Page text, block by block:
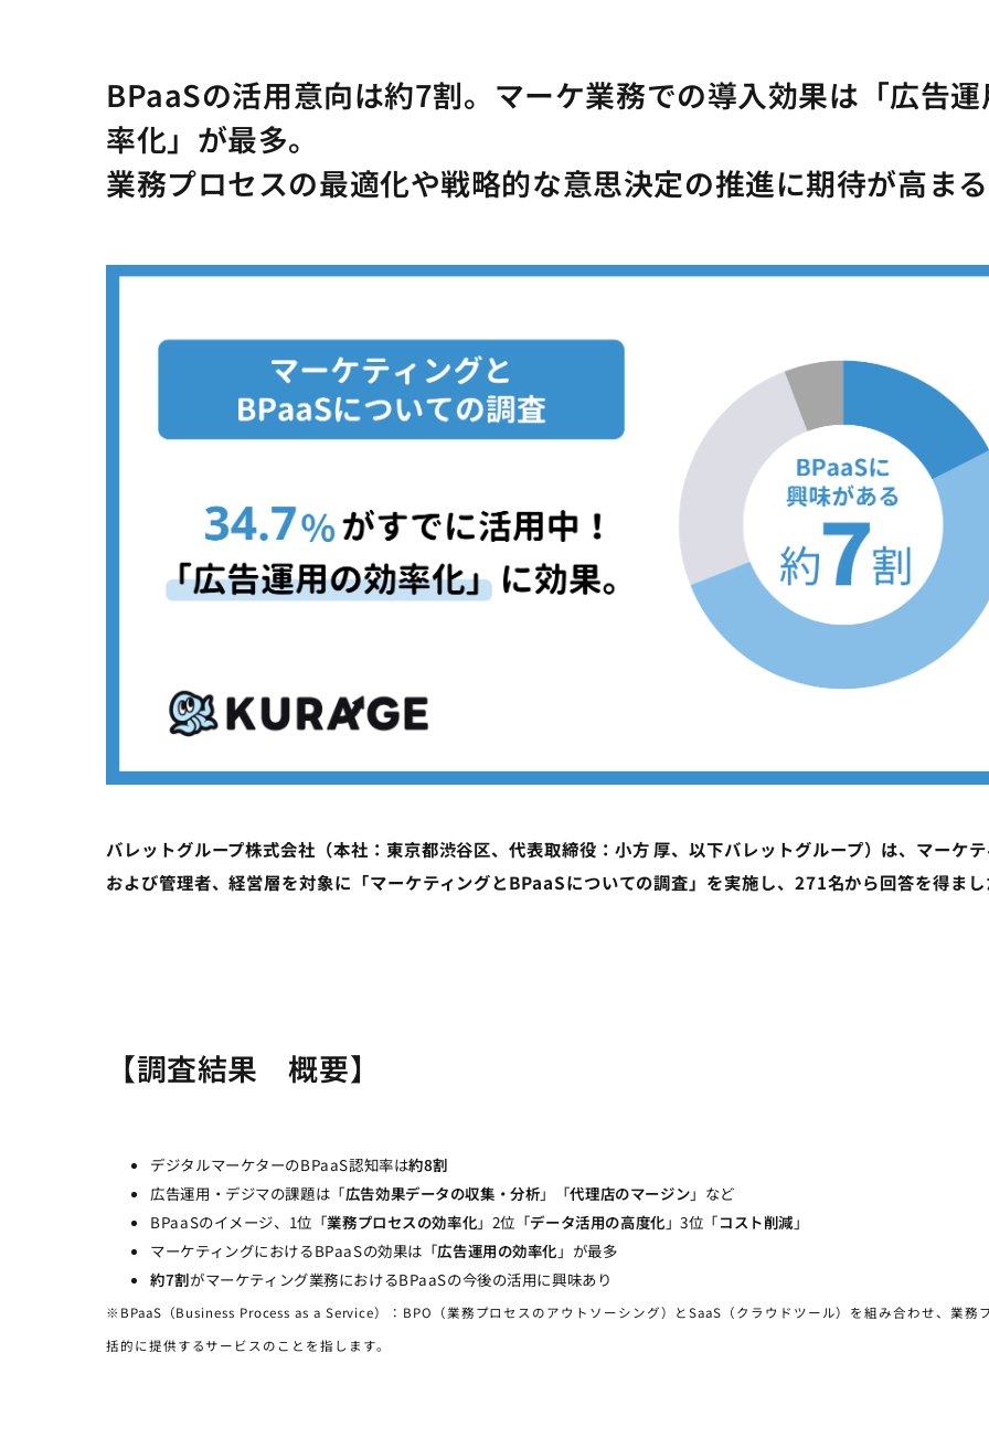
BPaaSの活用意向は約7割。マーケ業務での導入効果は「広告
率化」が最多。
業務プロセスの最適化や戦略的な意思決定の推進に期待が高まる
バレットグループ株式会社（本社：東京都渋谷区、代表取締役：小方 厚、以下バレットグループ）は、マーケ
および管理者、経営層を対象に「マーケティングとBPaaSについての調査」を実施し、271名から回答を得ま
【調査結果 概要】
デジタルマーケターのBPaaS認知率は約8割
広告運用・デジマの課題は「広告効果データの収集・分析」「代理店のマージン」など
BPaaSのイメージ、1位「業務プロセスの効率化」2位「データ活用の高度化 」3位「コスト削減」
マーケティングにおけるBPaaSの効果は「広告運用の効率化 」が最多
約7割がマーケティング業務におけるBPaaSの今後の活用に興味あり
※BPaaS（Business Process as a Service）：BPO（業務プロセスのアウトソーシング）とSaaS（クラウドツール）を組み合わせ、業務
括的に提供するサービスのことを指します。